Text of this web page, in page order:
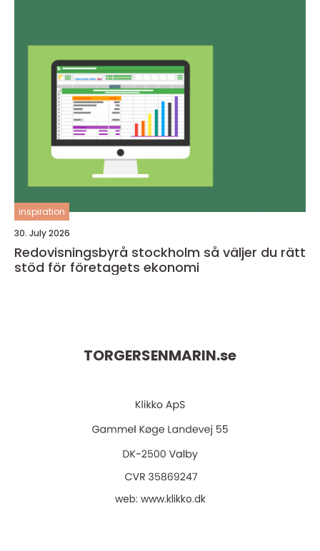
inspiration
30. July 2026
Redovisningsbyrå stockholm så väljer du rätt
stöd för företagets ekonomi
TORGERSENMARIN.se
web: www.klikko.dk